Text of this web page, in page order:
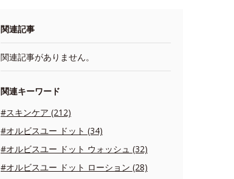
関連記事
関連記事がありません。
関連キーワード
#スキンケア (212)
#オルビスユー ドット (34)
#オルビスユー ドット ウォッシュ (32)
#オルビスユー ドット ローション (28)